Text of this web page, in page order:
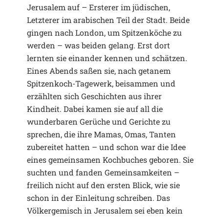
Jerusalem auf – Ersterer im jüdischen,
Letzterer im arabischen Teil der Stadt. Beide
gingen nach London, um Spitzenköche zu
werden – was beiden gelang. Erst dort
lernten sie einander kennen und schätzen.
Eines Abends saßen sie, nach getanem
Spitzenkoch-Tagewerk, beisammen und
erzählten sich Geschichten aus ihrer
Kindheit. Dabei kamen sie auf all die
wunderbaren Gerüche und Gerichte zu
sprechen, die ihre Mamas, Omas, Tanten
zubereitet hatten – und schon war die Idee
eines gemeinsamen Kochbuches geboren. Sie
suchten und fanden Gemeinsamkeiten –
freilich nicht auf den ersten Blick, wie sie
schon in der Einleitung schreiben. Das
Völkergemisch in Jerusalem sei eben kein